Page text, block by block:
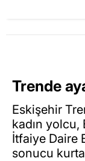
Trende
Eskişehir
kadın
İtfaiye Daire
sonucu